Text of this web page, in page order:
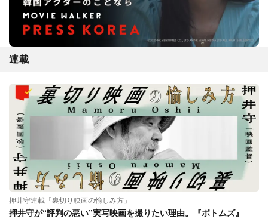
連載
押井守連載「裏切り映画の愉しみ方」
押井守が“評判の悪い”実写映画を撮りたい理由。『ボトムズ』